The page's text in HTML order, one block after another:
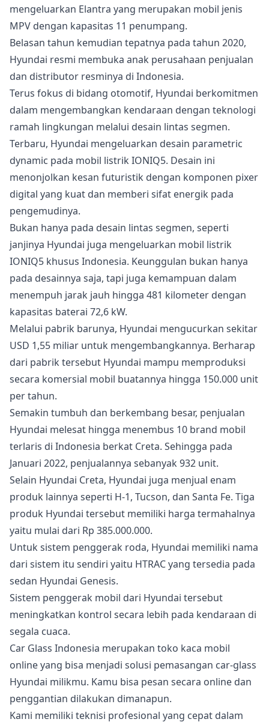
mengeluarkan Elantra yang merupakan mobil jenis
MPV dengan kapasitas 11 penumpang.
Belasan tahun kemudian tepatnya pada tahun 2020,
Hyundai resmi membuka anak perusahaan penjualan
dan distributor resminya di Indonesia.
Terus fokus di bidang otomotif, Hyundai berkomitmen
dalam mengembangkan kendaraan dengan teknologi
ramah lingkungan melalui desain lintas segmen.
Terbaru, Hyundai mengeluarkan desain parametric
dynamic pada mobil listrik IONIQ5. Desain ini
menonjolkan kesan futuristik dengan komponen pixer
digital yang kuat dan memberi sifat energik pada
pengemudinya.
Bukan hanya pada desain lintas segmen, seperti
janjinya Hyundai juga mengeluarkan mobil listrik
IONIQ5 khusus Indonesia. Keunggulan bukan hanya
pada desainnya saja, tapi juga kemampuan dalam
menempuh jarak jauh hingga 481 kilometer dengan
kapasitas baterai 72,6 kW.
Melalui pabrik barunya, Hyundai mengucurkan sekitar
USD 1,55 miliar untuk mengembangkannya. Berharap
dari pabrik tersebut Hyundai mampu memproduksi
secara komersial mobil buatannya hingga 150.000 unit
per tahun.
Semakin tumbuh dan berkembang besar, penjualan
Hyundai melesat hingga menembus 10 brand mobil
terlaris di Indonesia berkat Creta. Sehingga pada
Januari 2022, penjualannya sebanyak 932 unit.
Selain Hyundai Creta, Hyundai juga menjual enam
produk lainnya seperti H-1, Tucson, dan Santa Fe. Tiga
produk Hyundai tersebut memiliki harga termahalnya
yaitu mulai dari Rp 385.000.000.
Untuk sistem penggerak roda, Hyundai memiliki nama
dari sistem itu sendiri yaitu HTRAC yang tersedia pada
sedan Hyundai Genesis.
Sistem penggerak mobil dari Hyundai tersebut
meningkatkan kontrol secara lebih pada kendaraan di
segala cuaca.
Car Glass Indonesia merupakan toko kaca mobil
online yang bisa menjadi solusi pemasangan car-glass
Hyundai milikmu. Kamu bisa pesan secara online dan
penggantian dilakukan dimanapun.
Kami memiliki teknisi profesional yang cepat dalam